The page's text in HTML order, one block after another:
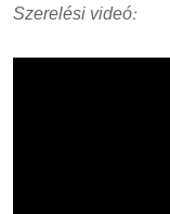
Szerelési videó: